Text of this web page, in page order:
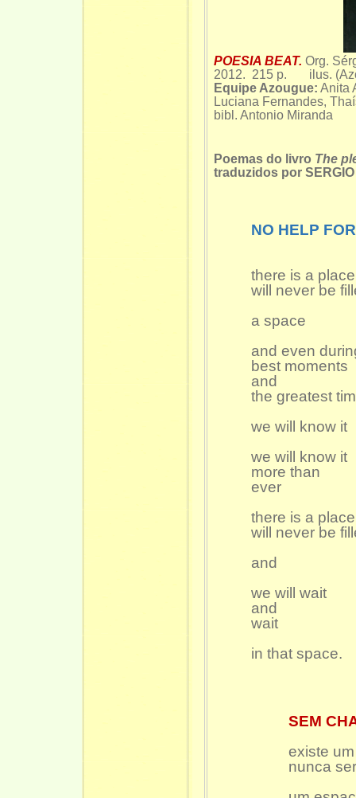
POESIA BEAT. Org.
2012. 215 p. ilus.
Equipe Azougue: Anita
Luciana Fernandes,
bibl. Antonio Miranda
Poemas do livro The
traduzidos por
NO HELP
there is a
will never be
a space
and even
best moments
and
the greatest
we will know it
we will know it
more than
ever
there is a
will never be
and
we will wait
and
wait
in that space.
SEM
existe
nunca